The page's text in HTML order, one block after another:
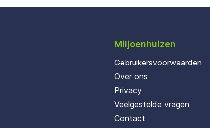
Miljoenhuizen
Gebruikersvoorwaarden
Over ons
Privacy
Veelgestelde vragen
Contact